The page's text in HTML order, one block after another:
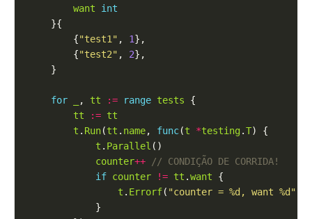
want
int
        {
"test1" , 1
        {
"test2" , 2
for , tt := range tests
tt
:= tt
t . Run(tt . name, func(t *testing.T
t . Parallel
counter++
if counter != tt .want
t . Errorf( "counter = %d, want %d"